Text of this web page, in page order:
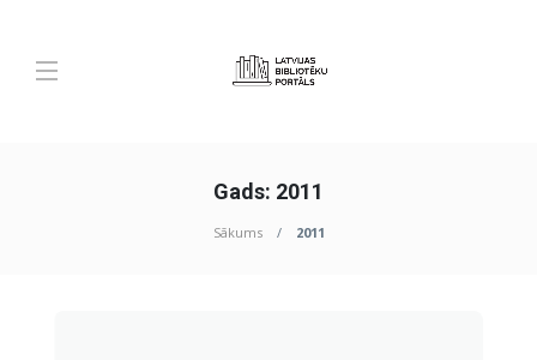
Gads: 2011
Sākums 2011